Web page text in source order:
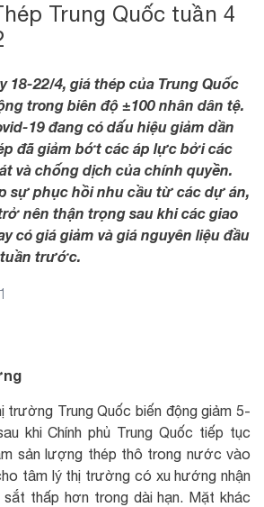
Trung Quốc tuần 4
18-22/4, giá thép của Trung Quốc
trong biên độ ±100 nhân dân tệ.
19 đang có dấu hiệu giảm dần
đã giảm bớt các áp lực bởi các
và chống dịch của chính quyền.
sự phục hồi nhu cầu từ các dự án,
nên thận trọng sau khi các giao
có giá giảm và giá nguyên liệu đầu
tuần trước.
trường Trung Quốc biến động giảm 5-
khi Chính phủ Trung Quốc tiếp tục
sản lượng thép thô trong nước vào
tâm lý thị trường có xu hướng nhận
sắt thấp hơn trong dài hạn. Mặt khác